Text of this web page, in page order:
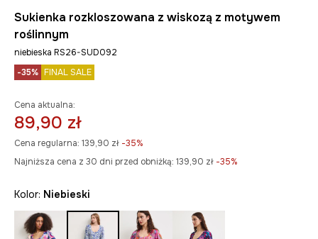
Sukienka rozkloszowana z wiskozą z motywem
roślinnym
niebieska RS26-SUD092
-35% FINAL SALE
Cena aktualna:
89,90 zł
Cena regularna: 139,90 zł -35%
Najniższa cena z 30 dni przed obniżką: 139,90 zł -35%
Kolor: niebieski